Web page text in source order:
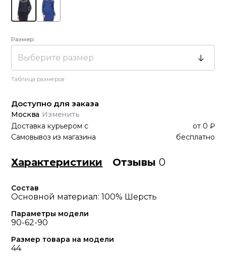
Размер:
Выберите размер
Таблица размеров
Доступно для заказа
Москва Изменить
Доставка курьером с от 0 ₽
Самовывоз из магазина
бесплатно
Характеристики Отзывы0
Состав
Основной материал: 100% Шерсть
Параметры модели
90-62-90
Размер товара на модели
44